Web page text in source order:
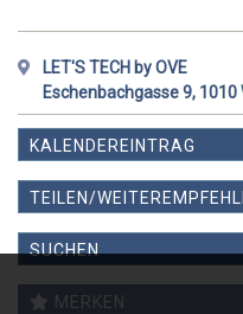
LET'S TECH by OVE
Eschenbachgasse 9, 1010
KALENDEREINTRAG
TEILEN/
WEITEREMPFEHLEN
SUCHEN
MERKEN